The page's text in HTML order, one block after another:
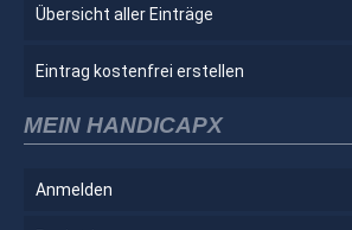
Übersicht aller Einträge
Eintrag kostenfrei erstellen
MEIN HANDICAPX
Anmelden